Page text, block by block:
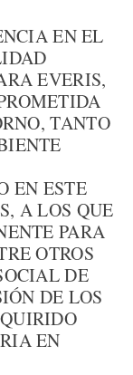
EN EL
EVERIS,
TANTO
EN ESTE
A LOS QUE
PARA
OTROS
DE
DE LOS
EN